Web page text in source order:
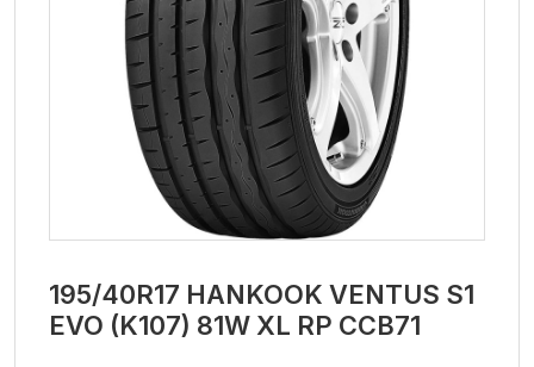
195/40R17 HANKOOK VENTUS S1
EVO (K107) 81W XL RP CCB71